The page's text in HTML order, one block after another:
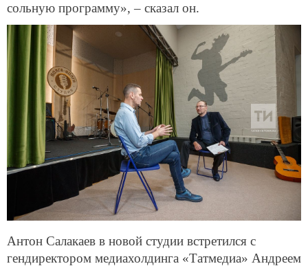
сольную программу», – сказал он.
Антон Салакаев в новой студии встретился с
гендиректором медиахолдинга «Татмедиа» Андреем